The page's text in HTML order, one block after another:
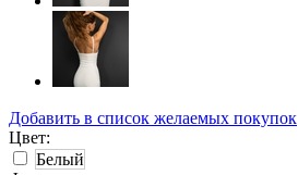
Добавить в список желаемых покупок
Цвет:
Белый